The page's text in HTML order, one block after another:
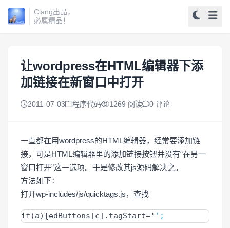
Clang出品，
必属精品！
让wordpress在HTML编辑器下添
加链接在新窗口中打开
2011-07-03 程序代码 1269 阅读 0 评论
一直都在用wordpress的HTML编辑器，经常要添加链
接，可是HTML编辑器里的添加链接按钮并没有“在另一
窗口打开”这一选项。于是修改其js源码解决之。
方法如下：
打开wp-includes/js/quicktags.js，查找
if(a){edButtons[c].tagStart=' ';